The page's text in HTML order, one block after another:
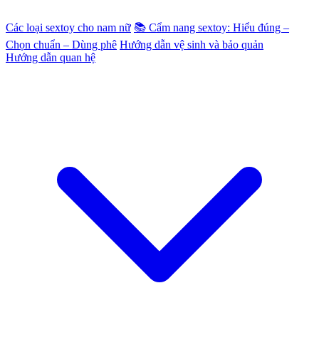
Các loại sextoy cho nam nữ 📚 Cẩm nang sextoy: Hiểu đúng –
Chọn chuẩn – Dùng phê Hướng dẫn vệ sinh và bảo quản
Hướng dẫn quan hệ